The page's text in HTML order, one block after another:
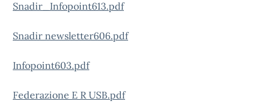
Snadir_Infopoint613.pdf
Snadir newsletter606.pdf
Infopoint603.pdf
Federazione E R USB.pdf